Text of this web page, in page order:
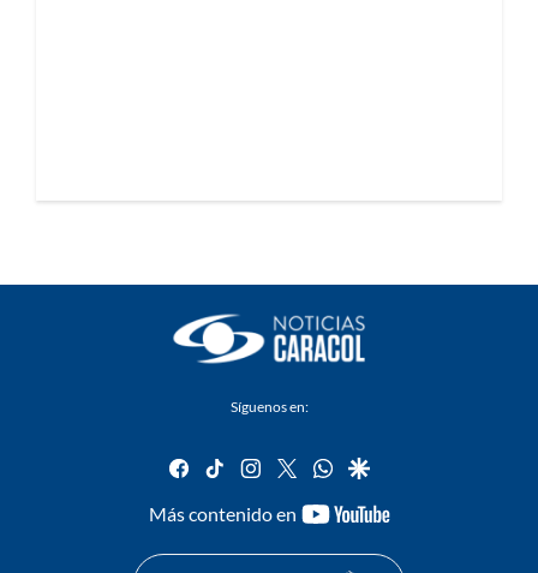
Síguenos en:
facebook
tiktok instagram
twitterwhatsapp
google
Más contenido en
youtube-